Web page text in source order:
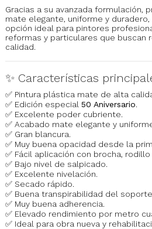
Gracias a su avanzada formulación,
mate elegante, uniforme y
opción ideal para pintores
reformas y particulares que buscan
calidad.
✨ Características
✅ Pintura plástica mate de alta
✅ Edición especial 50 Aniversario.
✅ Excelente poder cubriente.
✅ Acabado mate elegante y
✅ Gran blancura.
✅ Muy buena opacidad desde la
✅ Fácil aplicación con brocha,
✅ Bajo nivel de salpicado.
✅ Excelente nivelación.
✅ Secado rápido.
✅ Buena transpirabilidad del
✅ Muy buena adherencia.
✅ Elevado rendimiento por metro
✅ Ideal para obra nueva y